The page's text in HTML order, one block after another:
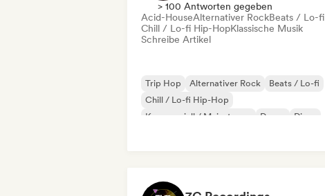
> 100 Antworten gegeben
Acid-HouseAlternativer RockBeats / Lo-fi
Chill / Lo-fi Hip-HopKlassische Musik
Schreibe Artikel
Trip Hop Alternativer Rock
Beats / Lo-fi
Chill / Lo-fi Hip-Hop
Kommerziell / Mainstream
Dance
Disco